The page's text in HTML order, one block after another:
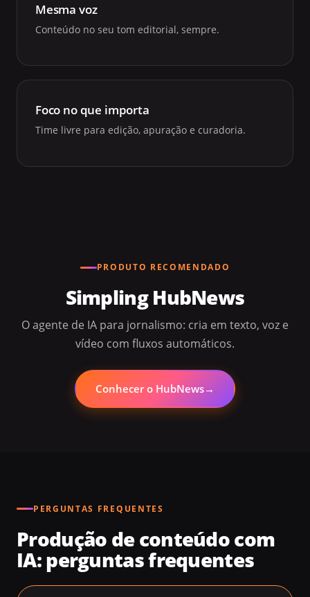
Mesma voz
Conteúdo no seu tom editorial, sempre.
Foco no que importa
Time livre para edição, apuração e curadoria.
PRODUTO RECOMENDADO
Simpling HubNews
O agente de IA para jornalismo: cria em texto, voz e
vídeo com fluxos automáticos.
Conhecer o HubNews→
PERGUNTAS FREQUENTES
Produção de conteúdo com
IA: perguntas frequentes